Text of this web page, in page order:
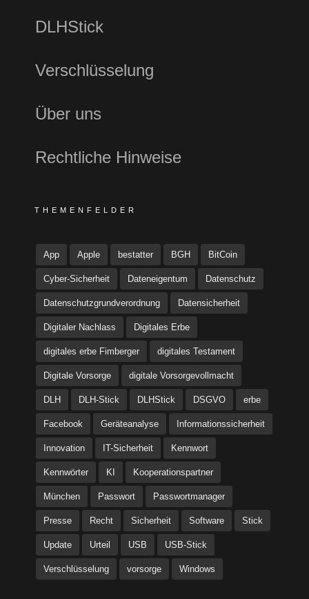
DLHStick
Verschlüsselung
Über uns
Rechtliche Hinweise
THEMENFELDER
App Apple bestatter BGH BitCoin
Cyber-Sicherheit Dateneigentum Datenschutz
Datenschutzgrundverordnung Datensicherheit
Digitaler Nachlass Digitales Erbe
digitales erbe Fimberger digitales Testament
Digitale Vorsorge digitale Vorsorgevollmacht
DLH DLH-Stick DLHStick DSGVO erbe
Facebook Geräteanalyse Informationssicherheit
Innovation IT-Sicherheit Kennwort
Kennwörter KI Kooperationspartner
München Passwort Passwortmanager
Presse Recht Sicherheit Software Stick
Update Urteil USB USB-Stick
Verschlüsselung vorsorge Windows